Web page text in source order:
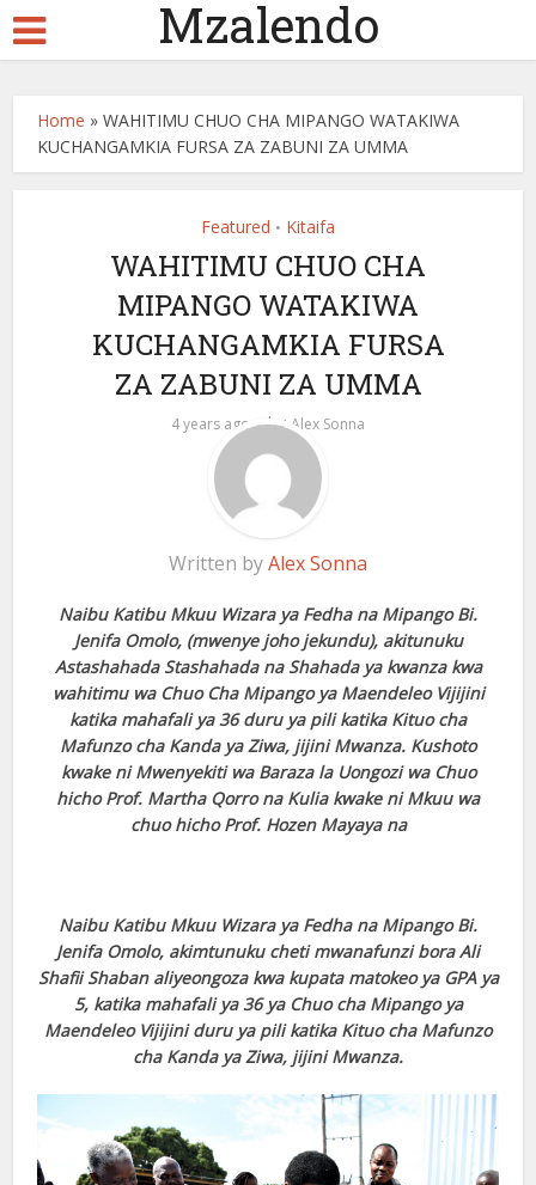
Mzalendo
Home »WAHITIMU CHUO CHA MIPANGO WATAKIWA
KUCHANGAMKIA FURSA ZA ZABUNI ZA UMMA
Featured • Kitaifa
WAHITIMU CHUO CHA
MIPANGO WATAKIWA
KUCHANGAMKIA FURSA
ZA ZABUNI ZA UMMA
4 years ago by Alex Sonna
Written byAlex Sonna
Naibu Katibu Mkuu Wizara ya Fedha na Mipango Bi.
Jenifa Omolo, (mwenye joho jekundu), akitunuku
Astashahada Stashahada na Shahada ya kwanza kwa
wahitimu wa Chuo Cha Mipango ya Maendeleo Vijijini
katika mahafali ya 36 duru ya pili katika Kituo cha
Mafunzo cha Kanda ya Ziwa, jijini Mwanza. Kushoto
kwake ni Mwenyekiti wa Baraza la Uongozi wa Chuo
hicho Prof. Martha Qorro na Kulia kwake ni Mkuu wa
chuo hicho Prof. Hozen Mayaya na
Naibu Katibu Mkuu Wizara ya Fedha na Mipango Bi.
Jenifa Omolo, akimtunuku cheti mwanafunzi bora Ali
Shafii Shaban aliyeongoza kwa kupata matokeo ya GPA ya
5, katika mahafali ya 36 ya Chuo cha Mipango ya
Maendeleo Vijijini duru ya pili katika Kituo cha Mafunzo
cha Kanda ya Ziwa, jijini Mwanza.